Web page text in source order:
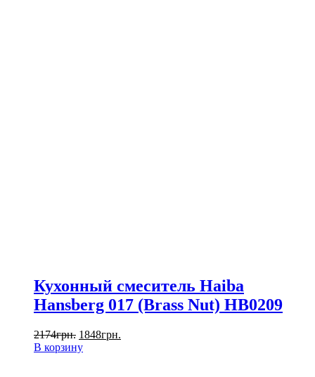
Кухонный смеситель Haiba
Hansberg 017 (Brass Nut) HB0209
2174грн. 1848грн.
В корзину